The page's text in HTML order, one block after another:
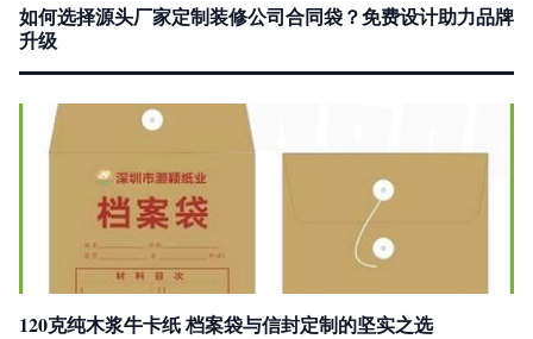
如何选择源头厂家定制装修公司合同袋？免费设计助力品牌
升级
120克纯木浆牛卡纸 档案袋与信封定制的坚实之选